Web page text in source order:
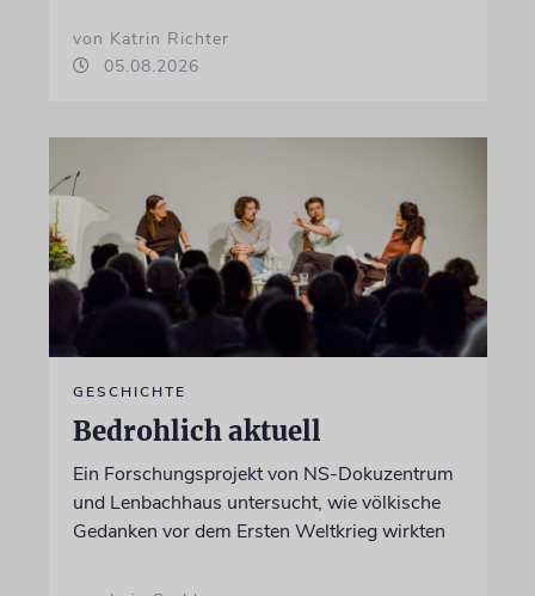
von Katrin Richter
05.08.2026
GESCHICHTE
Bedrohlich aktuell
Ein Forschungsprojekt von NS-Dokuzentrum
und Lenbachhaus untersucht, wie völkische
Gedanken vor dem Ersten Weltkrieg wirkten